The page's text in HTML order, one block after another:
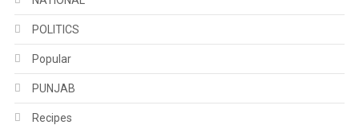
POLITICS
Popular
PUNJAB
Recipes